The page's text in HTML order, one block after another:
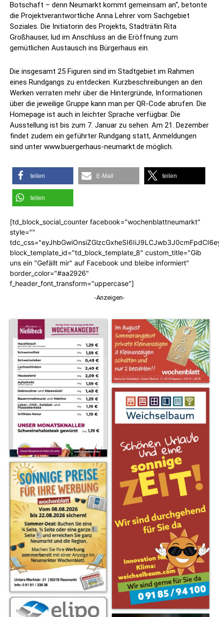
Botschaft – denn Neumarkt kommt gemeinsam an“, betonte
die Projektverantwortliche Anna Lehrer vom Sachgebiet
Soziales. Die Initiatorin des Projekts, Stadträtin Rita
Großhauser, lud im Anschluss an die Eröffnung zum
gemütlichen Austausch ins Bürgerhaus ein.
Die insgesamt 25 Figuren sind im Stadtgebiet im Rahmen
eines Rundgangs zu entdecken. Kurzbeschreibungen an den
Werken verraten mehr über die Hintergründe, Informationen
über die jeweilige Gruppe kann man per QR-Code abrufen. Die
Homepage ist auch in leichter Sprache verfügbar. Die
Ausstellung ist bis zum 7. Januar zu sehen. Am 21. Dezember
findet zudem ein geführter Rundgang statt, Anmeldungen
sind unter www.buergerhaus-neumarkt.de möglich.
teilen E-Mail teilen
teilen
[td_block_social_counter facebook="wochenblattneumarkt"
style=""
block_template_id="td_block_template_8" custom_title="Gib
uns ein "Gefällt mir" auf Facebook und bleibe informiert"
border_color="#aa2926"
f_header_font_transform="uppercase"]
-Anzeigen-